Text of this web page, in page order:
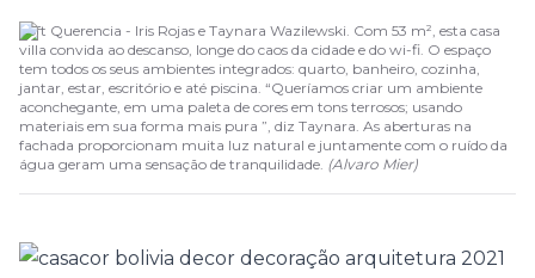
Loft Querencia - Iris Rojas e Taynara Wazilewski. Com 53 m², esta casa
villa convida ao descanso, longe do caos da cidade e do wi-fi. O espaço
tem todos os seus ambientes integrados: quarto, banheiro, cozinha,
jantar, estar, escritório e até piscina. “Queríamos criar um ambiente
aconchegante, em uma paleta de cores em tons terrosos; usando
materiais em sua forma mais pura ”, diz Taynara. As aberturas na
fachada proporcionam muita luz natural e juntamente com o ruído da
água geram uma sensação de tranquilidade. (Alvaro Mier)